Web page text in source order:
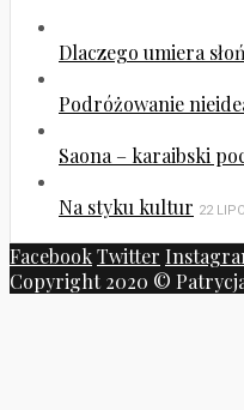
Dlaczego umiera
Podróżowanie
Saona – karaibski
Na styku kultur 22
FacebookTwitter
Copyright 2020 ©